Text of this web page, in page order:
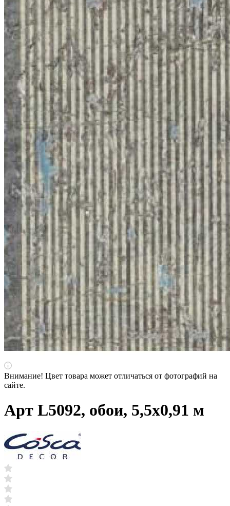
Внимание! Цвет товара может отличаться от фотографий на
сайте.
Арт L5092, обои, 5,5х0,91 м